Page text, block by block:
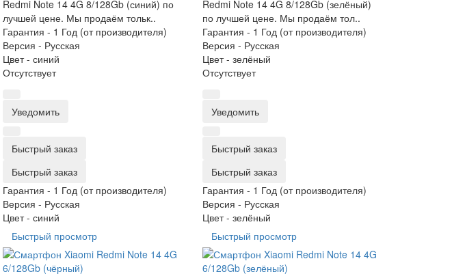
Redmi Note 14 4G 8/128Gb (синий) по
лучшей цене. Мы продаём тольк..
Гарантия - 1 Год (от производителя)
Версия - Русская
Цвет - синий
Отсутствует
Уведомить
Быстрый заказ
Быстрый заказ
Гарантия - 1 Год (от производителя)
Версия - Русская
Цвет - синий
Redmi Note 14 4G 8/128Gb (зелёный)
по лучшей цене. Мы продаём тол..
Гарантия - 1 Год (от производителя)
Версия - Русская
Цвет -зелёный
Отсутствует
Уведомить
Быстрый заказ
Быстрый заказ
Гарантия - 1 Год (от производителя)
Версия - Русская
Цвет -зелёный
Быстрый просмотр Быстрый просмотр